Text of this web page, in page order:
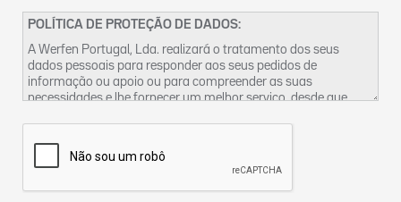
POLÍTICA DE PROTEÇÃO DE DADOS:
A Werfen Portugal, Lda. realizará o tratamento dos seus
dados pessoais para responder aos seus pedidos de
informação ou apoio ou para compreender as suas
necessidades e lhe fornecer um melhor serviço, desde que
dados e sobre como exercer os seus direitos na nossa
de Privacidade. Pode também contactar-nos pelo